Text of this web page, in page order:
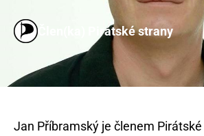
Člen(ka) Pirátské strany
Jan Příbramský je členem